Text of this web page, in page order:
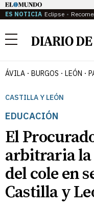
ES NOTICIA Eclipse
Menú
ÁVILA BURGOS LEÓN
CASTILLA Y LEÓN
EDUCACIÓN
El
arbitraria
del cole en
Castilla y